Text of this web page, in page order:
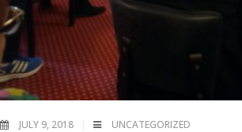
JULY 9, 2018 UNCATEGORIZED